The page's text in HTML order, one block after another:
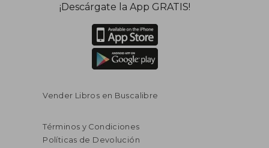
¡Descárgate la App GRATIS!
Vender Libros en Buscalibre
Términos y Condiciones
Políticas de Devolución